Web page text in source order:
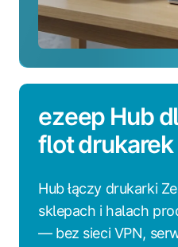
ezeep Hub
flot
Hub łączy drukarki
sklepach i halach
— bez sieci VPN,